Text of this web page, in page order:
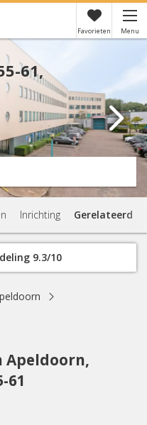
Favorieten Menu
61,
Inrichting Gerelateerd
9.3/10
61